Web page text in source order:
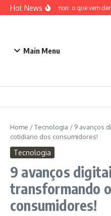
Ir para o conteúdo
Hot NewsETB Pokémon: o que vem
Main Menu
Home /Tecnologia / 9 avanços
cotidiano dos consumidores!
Tecnologia
9 avanços
transformando
consumidores!